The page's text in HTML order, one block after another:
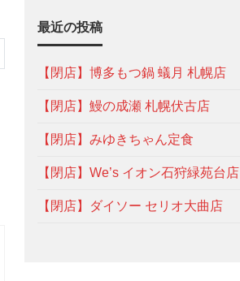
最近の投稿
【閉店】博多もつ鍋 蟻月 札幌店
【閉店】鰻の成瀬 札幌伏古店
【閉店】みゆきちゃん定食
【閉店】We’s イオン石狩緑苑台店
【閉店】ダイソー セリオ大曲店